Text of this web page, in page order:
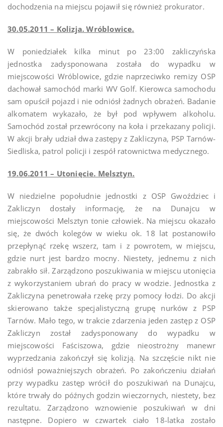
dochodzenia na miejscu pojawił się również prokurator.
30.05.2011 – Kolizja. Wróblowice.
W poniedziałek kilka minut po 23:00 zakliczyńska
jednostka zadysponowana została do wypadku w
miejscowości Wróblowice, gdzie naprzeciwko remizy OSP
dachował samochód marki WV Golf. Kierowca samochodu
sam opuścił pojazd i nie odniósł żadnych obrażeń. Badanie
alkomatem wykazało, że był pod wpływem alkoholu.
Samochód został przewrócony na koła i przekazany policji.
W akcji brały udział dwa zastępy z Zakliczyna, PSP Tarnów-
Siedliska, patrol policji i zespół ratownictwa medycznego.
19.06.2011 – Utonięcie. Melsztyn.
W niedzielne popołudnie jednostki z OSP Gwoździec i
Zakliczyn dostały informację, że na Dunajcu w
miejscowości Melsztyn tonie człowiek. Na miejscu okazało
się, że dwóch kolegów w wieku ok. 18 lat postanowiło
przepłynąć rzekę wszerz, tam i z powrotem, w miejscu,
gdzie nurt jest bardzo mocny. Niestety, jednemu z nich
zabrakło sił. Zarządzono poszukiwania w miejscu utonięcia
z wykorzystaniem ubrań do pracy w wodzie. Jednostka z
Zakliczyna penetrowała rzekę przy pomocy łodzi. Do akcji
skierowano także specjalistyczną grupę nurków z PSP
Tarnów. Mało tego, w trakcie zdarzenia jeden zastęp z OSP
Zakliczyn został zadysponowany do wypadku w
miejscowości Faściszowa, gdzie nieostrożny manewr
wyprzedzania zakończył się kolizją. Na szczęście nikt nie
odniósł poważniejszych obrażeń. Po zakończeniu działań
przy wypadku zastęp wrócił do poszukiwań na Dunajcu,
które trwały do późnych godzin wieczornych, niestety, bez
rezultatu. Zarządzono wznowienie poszukiwań w dni
następne. Dopiero w czwartek ciało 18-latka zostało